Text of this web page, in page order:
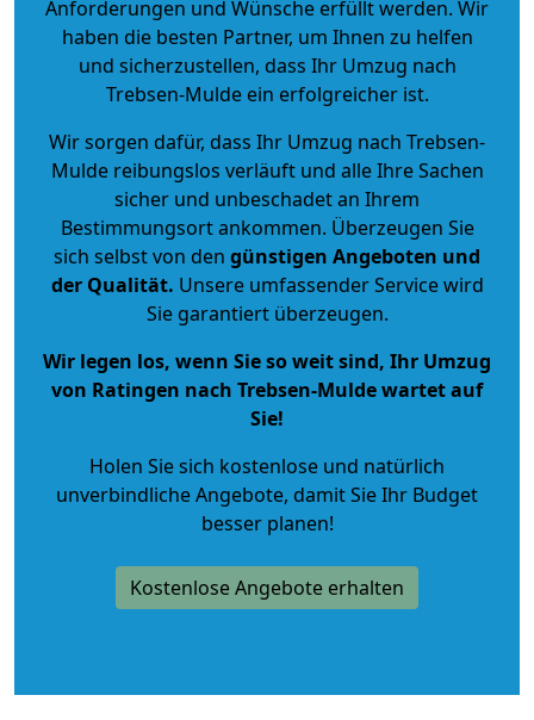
Anforderungen und Wünsche erfüllt werden. Wir
haben die besten Partner, um Ihnen zu helfen
und sicherzustellen, dass Ihr Umzug nach
Trebsen-Mulde ein erfolgreicher ist.
Wir sorgen dafür, dass Ihr Umzug nach Trebsen-
Mulde reibungslos verläuft und alle Ihre Sachen
sicher und unbeschadet an Ihrem
Bestimmungsort ankommen. Überzeugen Sie
sich selbst von den günstigen Angeboten und
der Qualität. Unsere umfassender Service wird
Sie garantiert überzeugen.
Wir legen los, wenn Sie so weit sind, Ihr Umzug
von Ratingen nach Trebsen-Mulde wartet auf
Sie!
Holen Sie sich kostenlose und natürlich
unverbindliche Angebote, damit Sie Ihr Budget
besser planen!
Kostenlose Angebote erhalten